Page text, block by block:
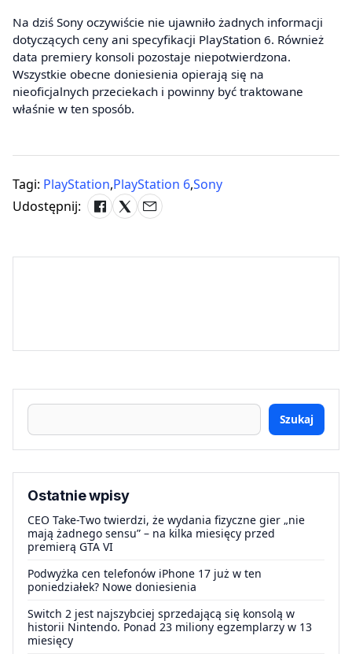
Na dziś Sony oczywiście nie ujawniło żadnych informacji
dotyczących ceny ani specyfikacji PlayStation 6. Również
data premiery konsoli pozostaje niepotwierdzona.
Wszystkie obecne doniesienia opierają się na
nieoficjalnych przeciekach i powinny być traktowane
właśnie w ten sposób.
Tagi: PlayStation,PlayStation 6,Sony
Udostępnij:
Szukaj
Ostatnie wpisy
CEO Take-Two twierdzi, że wydania fizyczne gier „nie
mają żadnego sensu” – na kilka miesięcy przed
premierą GTA VI
Podwyżka cen telefonów iPhone 17 już w ten
poniedziałek? Nowe doniesienia
Switch 2 jest najszybciej sprzedającą się konsolą w
historii Nintendo. Ponad 23 miliony egzemplarzy w 13
miesięcy